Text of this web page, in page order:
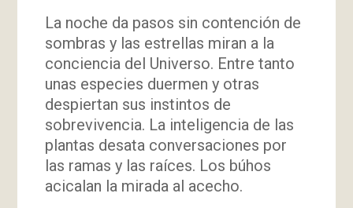
La noche da pasos sin contención de
sombras y las estrellas miran a la
conciencia del Universo. Entre tanto
unas especies duermen y otras
despiertan sus instintos de
sobrevivencia. La inteligencia de las
plantas desata conversaciones por
las ramas y las raíces. Los búhos
acicalan la mirada al acecho.